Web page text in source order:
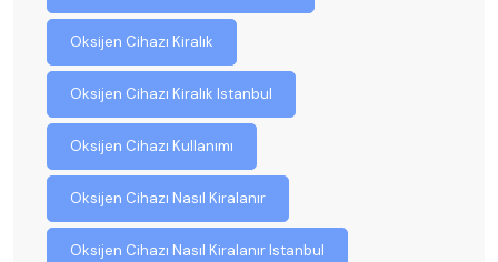
Oksijen Cihazı Kiralık
Oksijen Cihazı Kiralık Istanbul
Oksijen Cihazı Kullanımı
Oksijen Cihazı Nasıl Kiralanır
Oksijen Cihazı Nasıl Kiralanır Istanbul